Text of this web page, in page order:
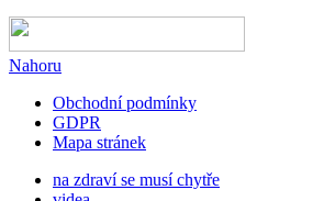
Nahoru
Obchodní podmínky
GDPR
Mapa stránek
na zdraví se musí chytře